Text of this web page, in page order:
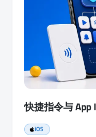
快捷指令与 App
iOS